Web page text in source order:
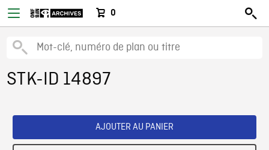
0
STK-ID 14897
AJOUTER AU PANIER